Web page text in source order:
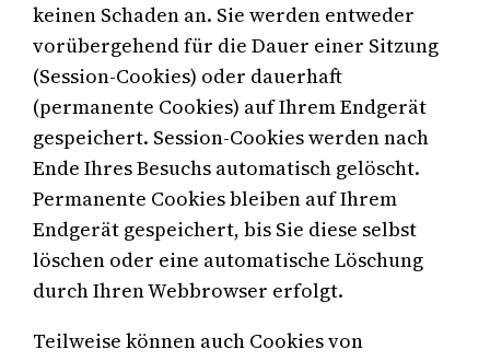
keinen Schaden an. Sie werden entweder
vorübergehend für die Dauer einer Sitzung
(Session-Cookies) oder dauerhaft
(permanente Cookies) auf Ihrem Endgerät
gespeichert. Session-Cookies werden nach
Ende Ihres Besuchs automatisch gelöscht.
Permanente Cookies bleiben auf Ihrem
Endgerät gespeichert, bis Sie diese selbst
löschen oder eine automatische Löschung
durch Ihren Webbrowser erfolgt.
Teilweise können auch Cookies von